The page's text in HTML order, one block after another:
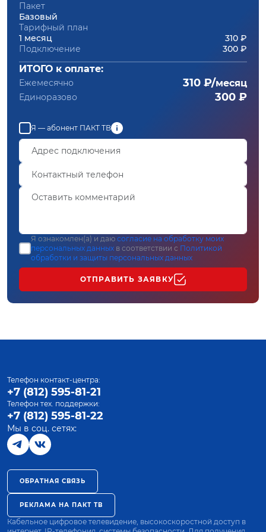
Пакет
Базовый
Тарифный план
1 месяц
310 ₽
Подключение
300 ₽
ИТОГО к оплате:
Ежемесячно 310 ₽/месяц
Единоразово 300 ₽
Я — абонент ПАКТ ТВ
Я ознакомлен(а) и даю согласие на обработку моих
персональных данных в соответствии с Политикой
обработки и защиты персональных данных
ОТПРАВИТЬ ЗАЯВКУ
Телефон контакт-центра:
+7 (812) 595-81-21
Телефон тех. поддержки:
+7 (812) 595-81-22
Мы в соц. сетях:
ОБРАТНАЯ СВЯЗЬ
РЕКЛАМА НА ПАКТ ТВ
Кабельное цифровое телевидение, высокоскоростной доступ в